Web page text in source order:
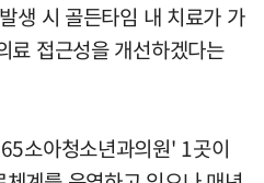
생 시 골든타임 내 치료가 가
료 접근성을 개선하겠다는
소아청소년과의원' 1곳이